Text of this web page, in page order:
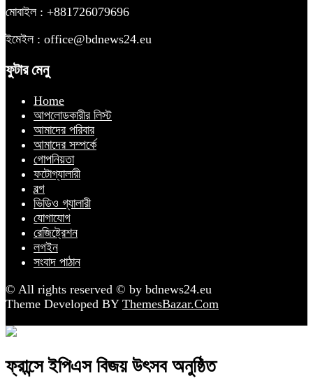
মোবাইল : +881726079696
ইমেইল : office@bdnews24.eu
ফুটার মেনু
Home
আপলোডকারীর লিস্ট
আমাদের পরিবার
আমাদের সম্পর্কে
গোপনিয়তা
ফটোগ্যালারী
বল্গ
ভিডিও গ্যালারী
যোগাযোগ
রেজিষ্ট্রেশন
লগইন
সংবাদ পাঠান
© All rights reserved © by bdnews24.eu
Theme Developed BY ThemesBazar.Com
ফ্রান্সে ইপিএস বিজয় উৎসব অনুষ্ঠিত